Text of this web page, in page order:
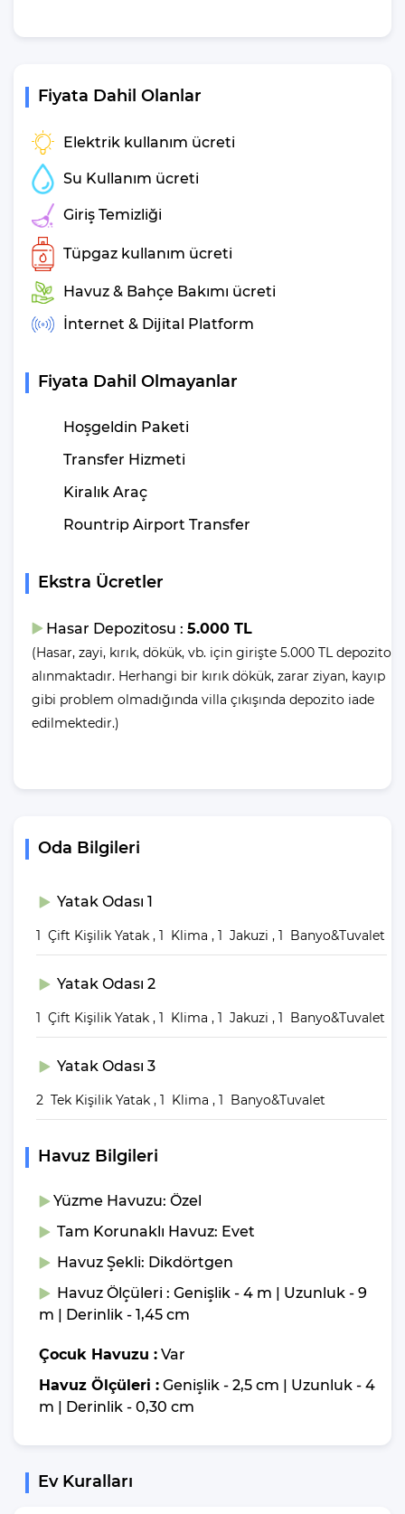
Banyo: 3 Adet
Şezlong : 6 Adet
Deniz Manzarası
Kimler için Uygun
Çocuk Havuzu: Hayır
Villa Larmina Konum
Özellikleri
Havalimanına Uzaklık : 130 Km (Dalaman Havalimanı)
Şehir Merkezine Uzaklık : 3 Km (Kalkan)
Plaja Uzaklık : 3.5 Km
Otogara Uzaklık: 3 Km
Restaurantlara Uzaklık : 2 Km
Sağlık Merkezine Uzaklık: 3.5 Km
Villa Larmina Havuz
Ölçüleri Nedir?
Genişilik Uzunluk
Çocuk Havuzu :Genişlik - 2,5 cm | Uzunluk - 4
Kapalı Havuz Ölçüleri: 2,80m x 8m 1,40m
ISITMALI HAVUZ:Villamızda iç havuzda
ısıtma sistemi mevcuttur.Talep edilmesi
durumunda (günlük/1500 TL) karşılığında
sistem aktif edilmektedir.
madde ve yöntemler ile temizlenip, dezenfekte edilmektedir. Bu
Bahçesinde Neler Var?
Yemek Masası ve bahçe mobilyaları kullanımınız için hazır
dibine vurabilirsiniz. Villanın bahçesindeki salıncak ile keyifli
vakitler geçirebilirsiniz.
Villa Giriş ve Çıkış
Saatleri
sabah 10:00’dur. Kiralık villaların temizliklerinin yanı sıra, gerekli
kontrollerinin yapılması ve eksiklerin tamamlanıp tekrardan
kullanıma hazır hale getirilmesi için belirtilen saatlere mutlaka
uymanız gerekmektedir.
Villa Larmina Kimler
Tarafından Tercih
Ediliyor?
Kiralık villamız; Arkadaş grupları ve geniş aileler tarafından tercih
edilir. Sakinliğin ve sessizliğin sefasını sürebileceği bir ortam
sunmak için oldukça idealdir. Kiralık villalarımız, kişi kapasitesi
imkanı sağlamaya hazırdır.
Villamızın genel konsept ve özelliklerinden tekrar bahsedecek
Fiyata Dahil Olanlar
Elektrik kullanım ücreti
Su Kullanım ücreti
Giriş Temizliği
Tüpgaz kullanım ücreti
Havuz & Bahçe Bakımı ücreti
İnternet & Dijital Platform
Fiyata Dahil Olmayanlar
Hoşgeldin Paketi
Transfer Hizmeti
Kiralık Araç
Rountrip Airport Transfer
Ekstra Ücretler
Hasar Depozitosu : 5.000 TL
(Hasar, zayi, kırık, dökük, vb. için girişte 5.000 TL depozito
alınmaktadır. Herhangi bir kırık dökük, zarar ziyan, kayıp
gibi problem olmadığında villa çıkışında depozito iade
edilmektedir.)
Oda Bilgileri
Yatak Odası 1
1 Çift Kişilik Yatak , 1 Klima , 1 Jakuzi , 1 Banyo&Tuvalet
Yatak Odası 2
1 Çift Kişilik Yatak , 1 Klima , 1 Jakuzi , 1 Banyo&Tuvalet
Yatak Odası 3
2 Tek Kişilik Yatak , 1 Klima , 1 Banyo&Tuvalet
Havuz Bilgileri
Yüzme Havuzu: Özel
Tam Korunaklı Havuz: Evet
Havuz Şekli: Dikdörtgen
Havuz Ölçüleri : Genişlik - 4 m | Uzunluk - 9
m | Derinlik - 1,45 cm
Çocuk Havuzu : Var
Havuz Ölçüleri : Genişlik - 2,5 cm | Uzunluk - 4
m | Derinlik - 0,30 cm
Ev Kuralları